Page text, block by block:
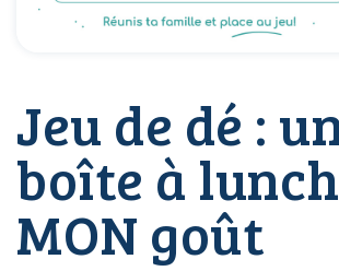
Jeu de dé :
boîte à
MON goût